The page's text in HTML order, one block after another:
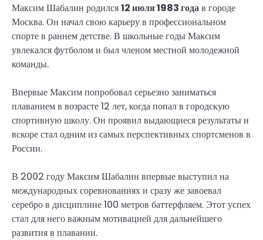
Максим Шабалин родился12 июля 1983 годав городе
Москва. Он начал свою карьеру в профессиональном
спорте в раннем детстве. В школьные годы Максим
увлекался футболом и был членом местной молодежной
команды.
Впервые Максим попробовал серьезно заниматься
плаванием в возрасте 12 лет, когда попал в городскую
спортивную школу. Он проявил выдающиеся результаты и
вскоре стал одним из самых перспективных спортсменов в
России.
В 2002 году Максим Шабалин впервые выступил на
международных соревнованиях и сразу же завоевал
серебро в дисциплине 100 метров баттерфляем. Этот успех
стал для него важным мотивацией для дальнейшего
развития в плавании.